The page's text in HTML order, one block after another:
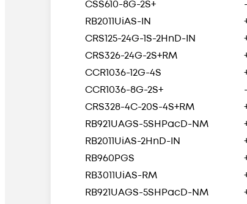
CSS610-8G-2S+
RB2011UiAS-IN
CRS125-24G-1S-2HnD-IN
CRS326-24G-2S+RM
CCR1036-12G-4S
CCR1036-8G-2S+
CRS328-4C-20S-4S+RM
RB921UAGS-5SHPacD-NM
RB2011UiAS-2HnD-IN
RB960PGS
RB3011UiAS-RM
RB921UAGS-5SHPacD-NM